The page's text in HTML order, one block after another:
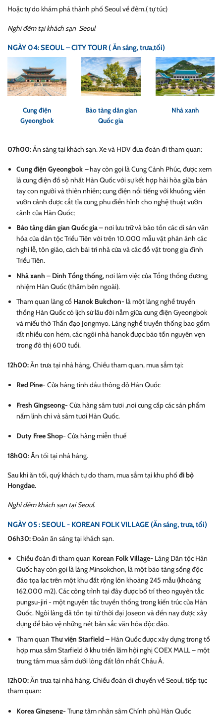
Hoặc tự do khám phá thành phố Seoul về đêm.( tự túc)
Nghỉ đêm tại khách sạn Seoul
NGÀY 04: SEOUL – CITY TOUR ( Ăn sáng, trưa,tối)
Cung điện
Gyeongbok
Bảo tàng dân gian
Quốc gia
Nhà xanh
07h00:Ăn sáng tại khách sạn. Xe và HDV đưa đoàn đi tham quan:
Cung điện Gyeongbok –hay còn gọi là Cung Cảnh Phúc, được xem
là cung điện đồ sộ nhất Hàn Quốc với sự kết hợp hài hòa giữa bàn
tay con người và thiên nhiên; cung điện nổi tiếng với khuông viên
vườn cảnh được cắt tỉa cung phu điển hình cho nghệ thuật vườn
cảnh của Hàn Quốc;
Bảo tàng dân gian Quốc gia–nơi lưu trữ và bảo tồn các di sản văn
hóa của dân tộc Triều Tiên với trên 10.000 mẫu vật phản ánh các
nghi lễ, tôn giáo, cách bài trí nhà cửa và các đồ vật trong gia đình
Triều Tiên.
Nhà xanh – Dinh Tổng thống, nơi làm việc của Tổng thống đương
nhiệm Hàn Quốc (thăm bên ngoài).
Tham quan làng cổ Hanok Bukchon- là một làng nghề truyền
thống Hàn Quốc có lịch sử lâu đời nằm giữa cung điện Gyeongbok
và miếu thờ Thần đạo Jongmyo. Làng nghề truyền thống bao gồm
rất nhiều con hẻm, các ngôi nhà hanok được bảo tồn nguyên vẹn
trong đô thị 600 tuổi.
12h00:Ăn trưa tại nhà hàng. Chiều tham quan, mua sắm tại:
Red Pine-Cửa hàng tinh dầu thông đỏ Hàn Quốc
Fresh Gingseong-Cửa hàng sâm tươi,nơi cung cấp các sản phẩm
nấm linh chi và sâm tươi Hàn Quốc.
Duty Free Shop-Cửa hàng miễn thuế
18h00: Ăn tối tại nhà hàng.
Sau khi ăn tối, quý khách tự do tham, mua sắm tại khu phốđi bộ
Hongdae.
Nghỉ đêm khách sạn tại Seoul.
NGÀY 05 : SEOUL - KOREAN FOLK VILLAGE (Ăn sáng, trưa, tối)
06h30:Đoàn ăn sáng tại khách sạn.
Chiều đoàn đi tham quan Korean Folk Village- Làng Dân tộc Hàn
Quốc hay còn gọi là làng Minsokchon, là một bảo tàng sống độc
đáo tọa lạc trên một khu đất rộng lớn khoảng 245 mẫu (khoảng
162,000 m2). Các công trình tại đây được bố trí theo nguyên tắc
pungsu-jiri - một nguyên tắc truyền thống trong kiến trúc của Hàn
Quốc. Ngôi làng đã tồn tại từ thời đại Joseon và đến nay được xây
dựng để bảo vệ những nét bản sắc văn hóa độc đáo.
Tham quan Thư viện Starfield– Hàn Quốc được xây dựng trong tổ
hợp mua sắm Starfield ở khu triển lãm hội nghị COEX MALL – một
trung tâm mua sắm dưới lòng đất lớn nhất Châu Á.
12h00:Ăn trưa tại nhà hàng. Chiều đoàn di chuyển về Seoul, tiếp tục
tham quan:
Korea Gingseng-Trung tâm nhân sâm Chính phủ Hàn Quốc